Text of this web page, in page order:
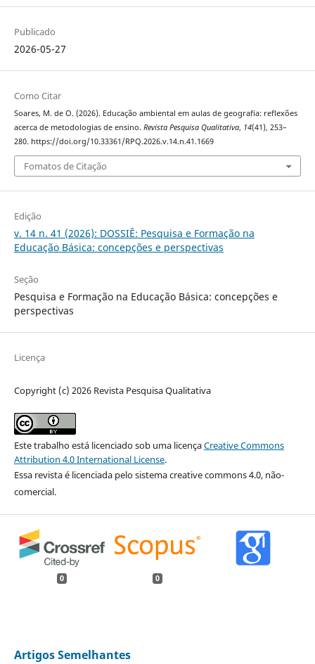
Publicado
2026-05-27
Como Citar
Soares, M. de O. (2026). Educação ambiental em aulas de geografia: reflexões
acerca de metodologias de ensino. Revista Pesquisa Qualitativa, 14(41), 253–
280. https://doi.org/10.33361/RPQ.2026.v.14.n.41.1669
Fomatos de Citação
Edição
v. 14 n. 41 (2026): DOSSIÊ: Pesquisa e Formação na
Educação Básica: concepções e perspectivas
Seção
Pesquisa e Formação na Educação Básica: concepções e
perspectivas
Licença
Copyright (c) 2026 Revista Pesquisa Qualitativa
Este trabalho está licenciado sob uma licençaCreative Commons
Attribution 4.0 International License.
Essa revista é licenciada pelo sistema creative commons 4.0, não-
comercial.
0 0
Artigos Semelhantes